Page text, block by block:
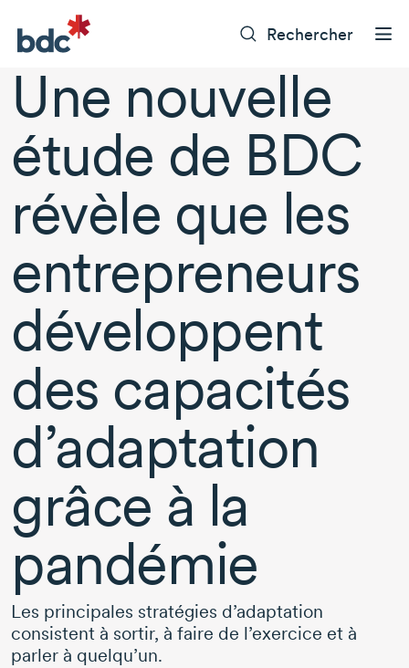
Rechercher
Une nouvelle
étude de BDC
révèle que les
entrepreneurs
développent
des capacités
d’adaptation
grâce à la
pandémie
Les principales stratégies d’adaptation
consistent à sortir, à faire de l’exercice et à
parler à quelqu’un.